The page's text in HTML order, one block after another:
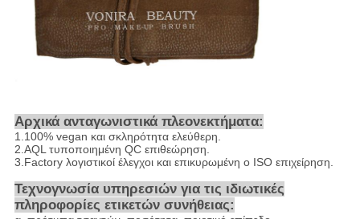
Αρχικά ανταγωνιστικά πλεονεκτήματα:
1.100% vegan και σκληρότητα ελεύθερη.
2.AQL τυποποιημένη QC επιθεώρηση.
3.Factory λογιστικοί έλεγχοι και επικυρωμένη ο ISO επιχείρηση.
Τεχνογνωσία υπηρεσιών για τις ιδιωτικές
πληροφορίες ετικετών συνήθειας: